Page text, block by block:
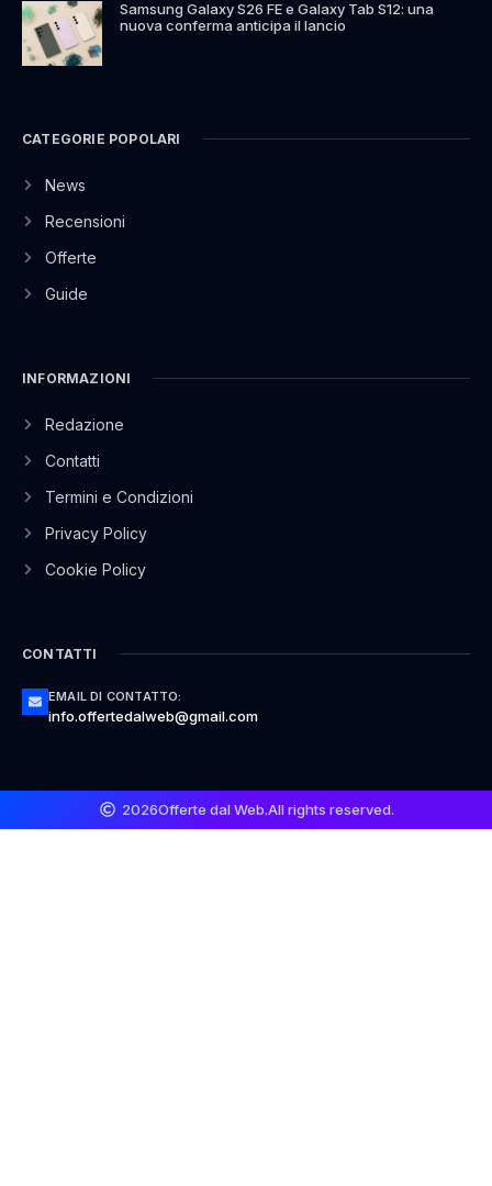
Samsung Galaxy S26 FE e Galaxy Tab S12: una
nuova conferma anticipa il lancio
CATEGORIE POPOLARI
News
Recensioni
Offerte
Guide
INFORMAZIONI
Redazione
Contatti
Termini e Condizioni
Privacy Policy
Cookie Policy
CONTATTI
EMAIL DI CONTATTO:
info.offertedalweb@gmail.com
2026Offerte dal Web.All rights reserved.